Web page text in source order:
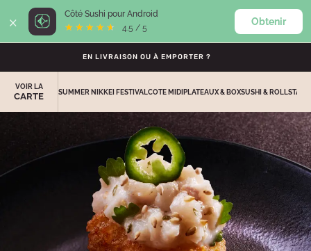
× Côté Sushi pour Android
★★★★★
★★★★★ 4.5 / 5
Obtenir
0
EN LIVRAISON OU À EMPORTER ?
VOIR LA
CARTE SUMMER NIKKEI FESTIVALCOTE MIDI PLATEAUX & BOXSUSHI & ROLLS